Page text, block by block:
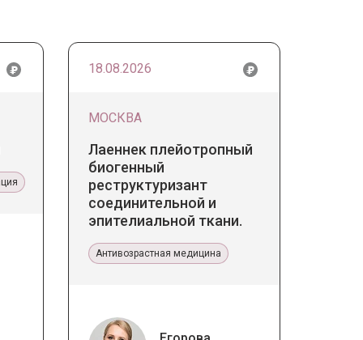
18.08.2026
МОСКВА
Лаеннек плейотропный
биогенный
реструктуризант
соединительной и
эпителиальной ткани.
эстетической медицине
Антивозрастная медицина